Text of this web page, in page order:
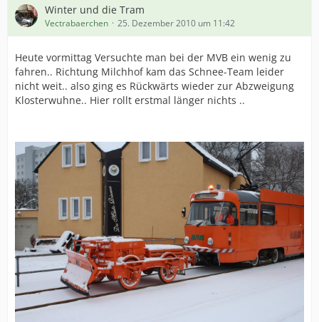
Winter und die Tram
Vectrabaerchen 25. Dezember 2010 um 11:42
Heute vormittag Versuchte man bei der MVB ein wenig zu
fahren.. Richtung Milchhof kam das Schnee-Team leider
nicht weit.. also ging es Rückwärts wieder zur Abzweigung
Klosterwuhne.. Hier rollt erstmal länger nichts ..